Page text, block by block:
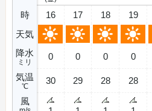
時
天気
降水
ミリ
気温
℃
風
16
0
30
17
0
29
18
0
28
19
0
28